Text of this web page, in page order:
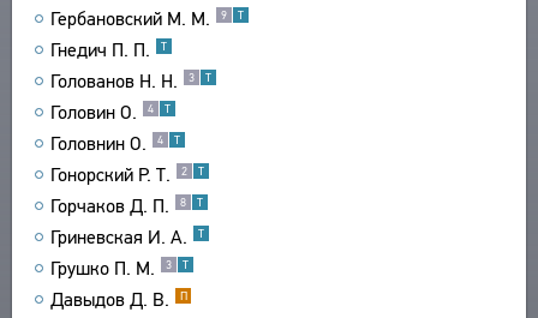
Гербановский М. М. 9 Т
Гнедич П. П. Т
Голованов Н. Н. 3 Т
Головин О. 4 Т
Головнин О. 4 Т
Гонорский Р. Т. 2 Т
Горчаков Д. П. 8 Т
Гриневская И. А. Т
Грушко П. М. 3 Т
Давыдов Д. В. П
ИЗДАНИЯ
ЭНЦИКЛОПЕДИЯ
ТЕЗАУРУС
ФУНКЦИОНАЛЬНОСТЬ
УКАЗАТЕЛИ
ПОИСК
СВЯЗИ
СОЗДАТЕЛИ ПРОЕКТА